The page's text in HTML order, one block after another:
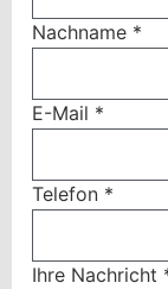
Nachname *
E-Mail *
Telefon *
Ihre Nachricht